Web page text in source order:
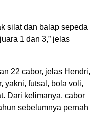
silat dan balap sepeda
1 dan 3,” jelas
22 cabor, jelas Hendri,
yakni, futsal, bola voli,
Dari kelimanya, cabor
sebelumnya pernah